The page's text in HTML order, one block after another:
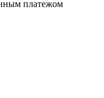
платежом